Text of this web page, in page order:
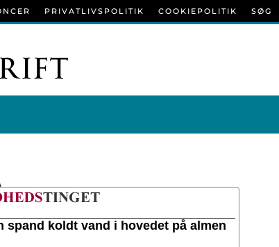
PRIVATLIVSPOLITIK COOKIEPOLITIK SØG
spand koldt vand i hovedet på almen